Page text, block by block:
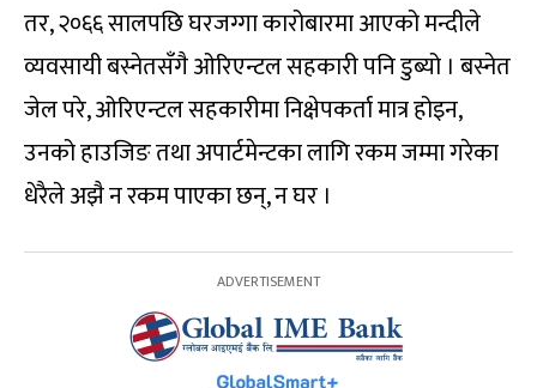
तर, २०६६ सालपछि घरजग्गा कारोबारमा आएको मन्दीले
व्यवसायी बस्नेतसँगै ओरिएन्टल सहकारी पनि डुब्यो । बस्नेत
जेल परे, ओरिएन्टल सहकारीमा निक्षेपकर्ता मात्र होइन,
उनको हाउजिङ तथा अपार्टमेन्टका लागि रकम जम्मा गरेका
धेरैले अझै न रकम पाएका छन्, न घर ।